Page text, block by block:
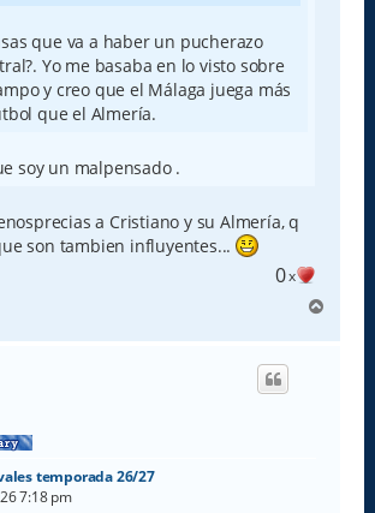
que va a haber un pucherazo
Yo me basaba en lo visto sobre
y creo que el Málaga juega más
que el Almería.
soy un malpensado .
a Cristiano y su Almería, q
son tambien influyentes...
0x
r
temporada 26/27
7:18 pm